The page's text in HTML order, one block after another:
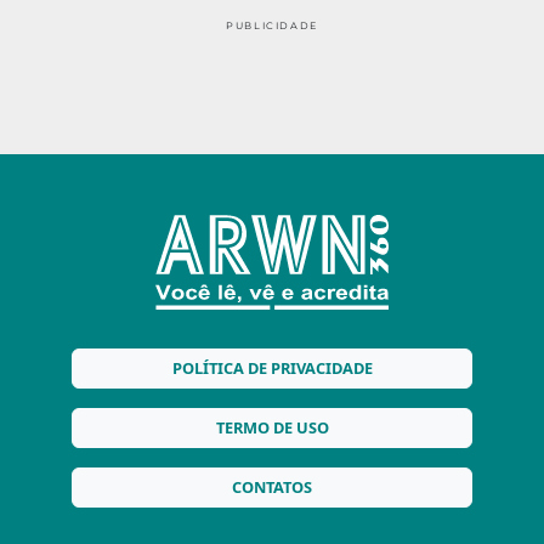
PUBLICIDADE
POLÍTICA DE PRIVACIDADE
TERMO DE USO
CONTATOS